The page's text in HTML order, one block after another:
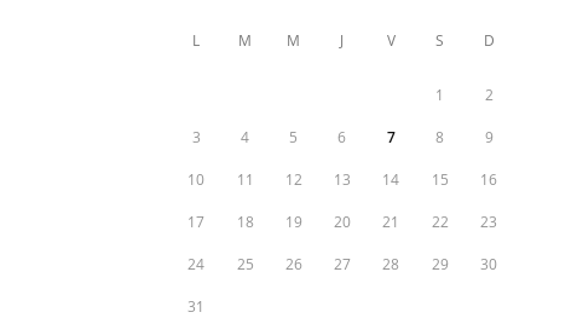
L M M J V S D
1 2
3 4 5 6 7 8 9
10 11 12 13 14 15 16
17 18 19 20 21 22 23
24 25 26 27 28 29 30
31